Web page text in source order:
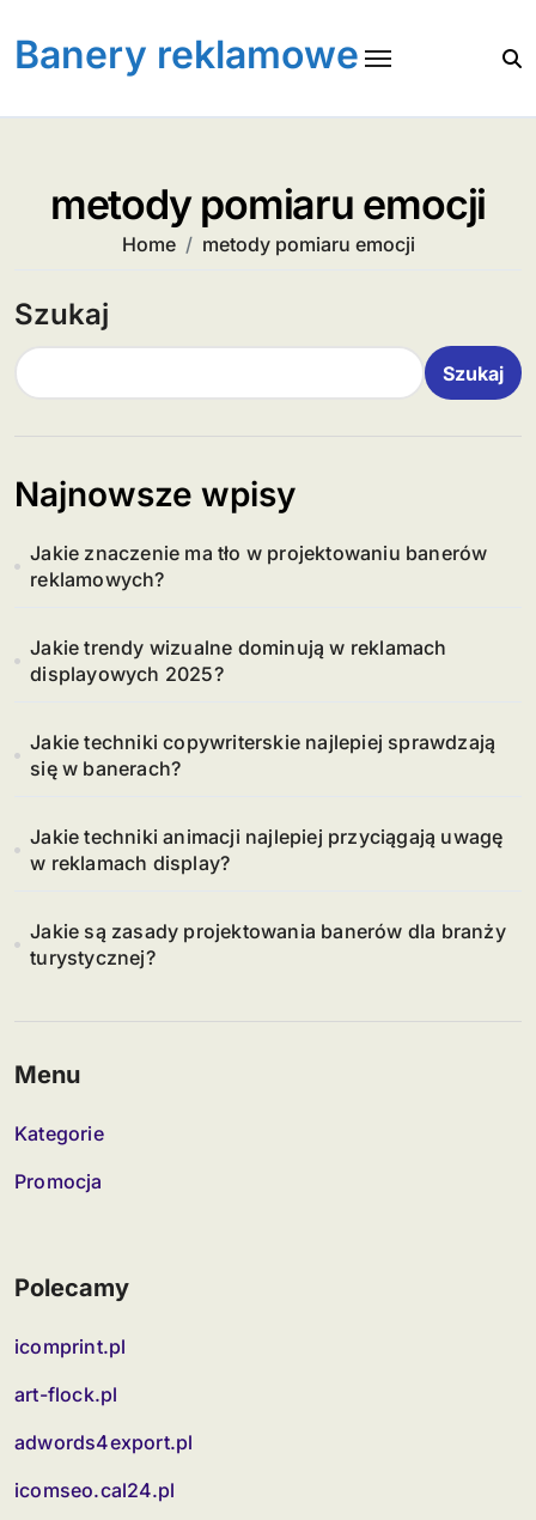
content
Banery reklamowe
metody pomiaru emocji
Home metody pomiaru emocji
Szukaj
Szukaj
Najnowsze wpisy
Jakie znaczenie ma tło w projektowaniu banerów
reklamowych?
Jakie trendy wizualne dominują w reklamach
displayowych 2025?
Jakie techniki copywriterskie najlepiej sprawdzają
się w banerach?
Jakie techniki animacji najlepiej przyciągają uwagę
w reklamach display?
Jakie są zasady projektowania banerów dla branży
turystycznej?
Menu
Kategorie
Promocja
Polecamy
icomprint.pl
art-flock.pl
adwords4export.pl
icomseo.cal24.pl